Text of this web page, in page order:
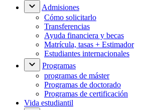
Admisiones
Cómo solicitarlo
Transferencias
Ayuda financiera y becas
Matrícula, tasas + Estimador
Estudiantes internacionales
Programas
programas de máster
Programas de doctorado
Programas de certificación
Vida estudiantil